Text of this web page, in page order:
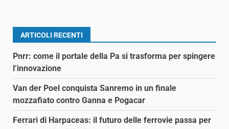
ARTICOLI RECENTI
Pnrr: come il portale della Pa si trasforma per spingere
l’innovazione
Van der Poel conquista Sanremo in un finale
mozzafiato contro Ganna e Pogacar
Ferrari di Harpaceas: il futuro delle ferrovie passa per